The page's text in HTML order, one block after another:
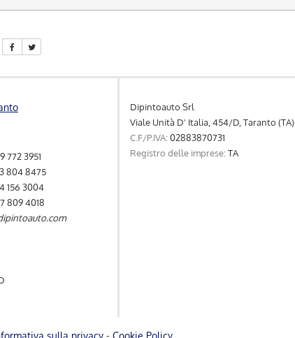
772 3951
804 8475
156 3004
809 4018
Dipintoauto Srl
Viale Unità D' Italia, 454/D, Taranto (TA)
C.F/P.IVA:02883870731
Registro delle imprese:TA
sulla privacy - Cookie Policy